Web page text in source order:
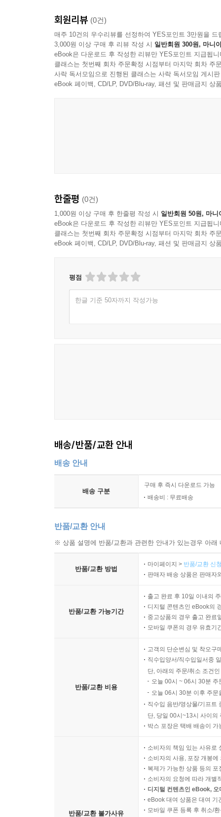
좋은 소스를 만들려면 신선한 양질의 재료도 중
업무를 담당하려면 많은 경험이 요구된다.
이러한 면에서 후배들에게 도움이 되고자 많은 소
해왔다.
필자는 학교를 정년 퇴임하고 한국 조리 박물관장
그동안 많은 제자들이 소스 연구에 참여해주었다.
그동안 나와 함께 소스 연구에 동참했던 수원
프레이저 플레이스 센트럴 호텔 조리부장 장병
책의 모든 내용을 총정리했다. 소스에 얽힌 이야기
회원리뷰 (0건)
매주 10건의 우수리뷰를 선정하여 YES포인트 3만원을 드
3,000원 이상 구매 후 리뷰 작성 시 일반회원 300원, 마니
eBook은 다운로드 후 작성한 리뷰만 YES포인트 지급됩니
클래스는 첫번째 회차 주문확정 시점부터 마지막 회차 주
사락 독서모임으로 진행된 클래스는 사락 독서모임 게시
eBook 페이백, CD/LP, DVD/Blu-ray, 패션 및 판매금지 상
한줄평 (0건)
1,000원 이상 구매 후 한줄평 작성 시 일반회원 50원, 마니
eBook은 다운로드 후 작성한 리뷰만 YES포인트 지급됩니
클래스는 첫번째 회차 주문확정 시점부터 마지막 회차 주
eBook 페이백, CD/LP, DVD/Blu-ray, 패션 및 판매금지 상
평점
한글 기준 50자까지 작성가능
배송/반품/교환 안내
배송 안내
배송 구분
구매 후 즉시 다운로드 가능
배송비 : 무료배송
반품/교환 안내
※ 상품 설명에 반품/교환과 관련한 안내가 있는경우 아
반품/교환 방법
마이페이지 > 반품/교환 신
판매자 배송 상품은 판매자
반품/교환 가능기간
출고 완료 후 10일 이내의
디지털 콘텐츠인 eBook의
중고상품의 경우 출고 완료
모바일 쿠폰의 경우 유효기
반품/교환 비용
고객의 단순변심 및 착오구
직수입양서/직수입일서중
단, 아래의 주문/취소 조건
오늘 00시 ~ 06시 30분
오늘 06시 30분 이후 주
직수입 음반/영상물/기프트
단, 당일 00시~13시 사이의
박스 포장은 택배 배송이
반품/교환 불가사유
소비자의 책임 있는 사유로
소비자의 사용, 포장 개봉
복제가 가능한 상품 등의
소비자의 요청에 따라 개별
디지털 컨텐츠인 eBook,
eBook 대여 상품은 대여 기
모바일 쿠폰 등록 후 취소/